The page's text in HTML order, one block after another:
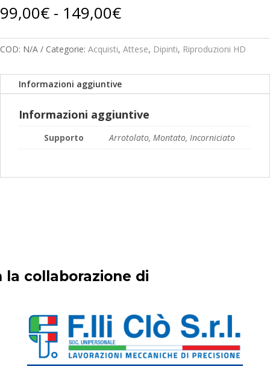
99
99,00€ - 149,00€Fascia
di
prezzo:
da
a
149,00€
COD: N/A Categorie: Acquisti, Attese, Dipinti, Riproduzioni HD
Informazioni aggiuntive
Informazioni aggiuntive
Supporto Arrotolato, Montato, Incorniciato
la collaborazione di